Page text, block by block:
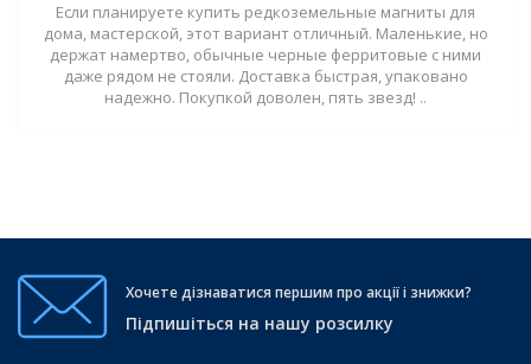
Если планируете купить редкоземельные магниты для
дома, мастерской, этот вариант отличный. Маленькие, но
держат намертво, обычные черные ферритовые с ними
даже рядом не стояли. Доставка быстрая, упаковано
надежно. Покупкой доволен, пять звезд! ..
Хочете дізнаватися першим про акції і знижки?
Підпишіться на нашу розсилку